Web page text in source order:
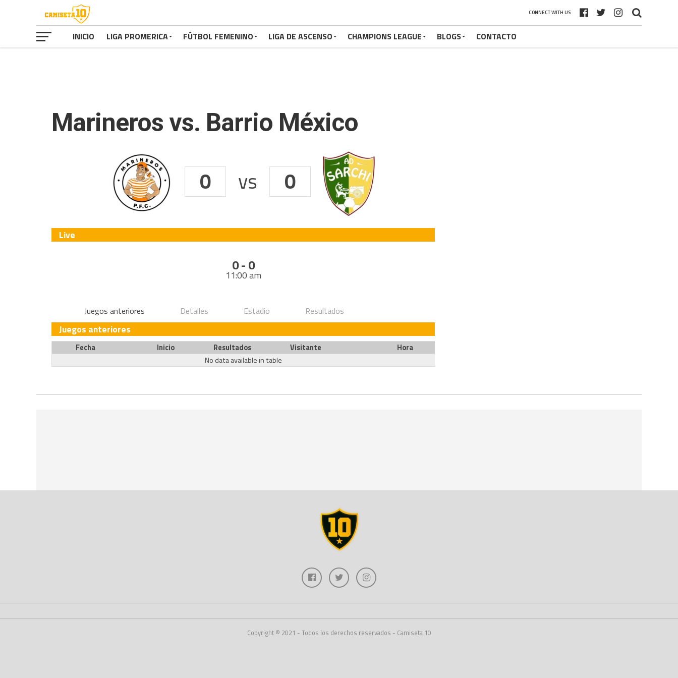
CONNECT WITH US
INICIO LIGA PROMERICA FÚTBOL FEMENINO LIGA DE ASCENSO CHAMPIONS LEAGUE BLOGS CONTACTO
Marineros vs. Barrio México
0 vs 0
Live
0 - 0
11:00 am
Juegos anteriores Detalles Estadio Resultados
Juegos anteriores
Fecha Inicio Resultados Visitante
Hora
No data available in table
Copyright © 2021 - Todos los derechos reservados - Camiseta 10